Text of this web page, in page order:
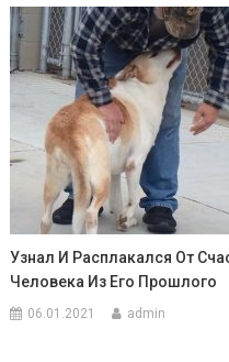
Узнал И Расплакался От
Человека Из Его Прошлого
06.01.2021 admin